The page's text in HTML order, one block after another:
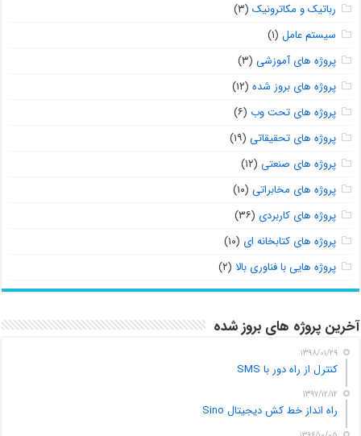
رباتیک و مکاترونیک (۳)
سیستم عامل (۱)
پروژه های آموزشی (۳)
پروژه های بروز شده (۱۲)
پروژه های تحت وب (۶)
پروژه های تحقیقاتی (۱۹)
پروژه های صنعتی (۱۲)
پروژه های مخابراتی (۱۰)
پروژه های کاربردی (۳۶)
پروژه های کتابخانه ای (۱۰)
پروژه هایی با فناوری بالا (۲)
آخرین پروژه های بروز شده
۱۳۹۸/۰۱/۲۹
کنترل از راه دور با SMS
۱۳۹۷/۱۲/۱۲
راه انداز خط کش دیجیتال Sino